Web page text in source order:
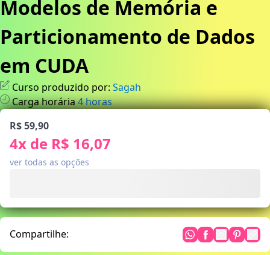
Modelos de Memória e
Particionamento de Dados
em CUDA
Curso produzido por: Sagah
Carga horária4horas
R$ 59,90
4x de R$ 16,07
ver todas as opções
Compartilhe: